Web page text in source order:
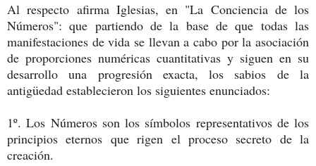
Al respecto afirma Iglesias, en "La Conciencia de los
Números": que partiendo de la base de que todas las
manifestaciones de vida se llevan a cabo por la asociación
de proporciones numéricas cuantitativas y siguen en su
desarrollo una progresión exacta, los sabios de la
antigüedad establecieron los siguientes enunciados:
1º. Los Números son los símbolos representativos de los
principios eternos que rigen el proceso secreto de la
creación.